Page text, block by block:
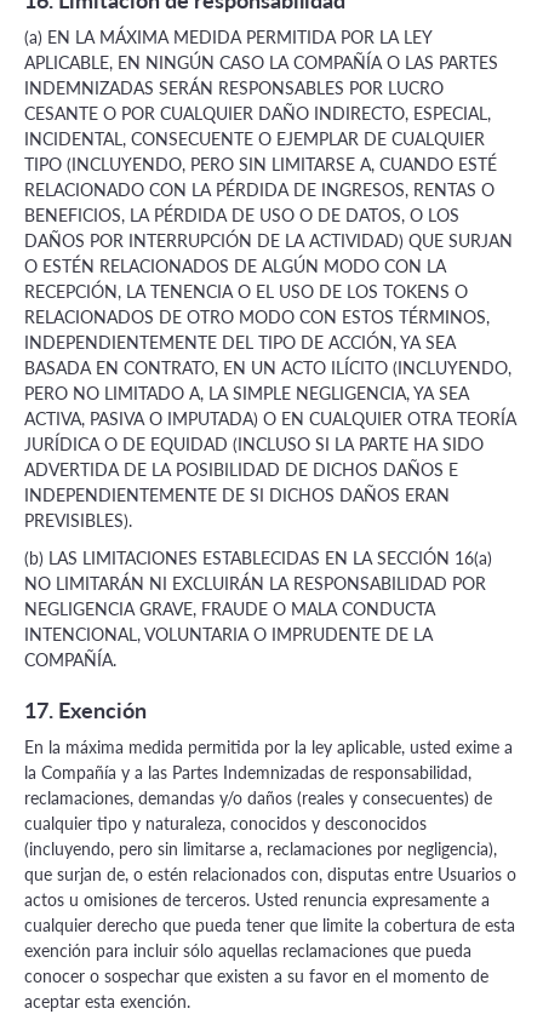
(a) EN LA MÁXIMA MEDIDA PERMITIDA POR LA LEY
APLICABLE, EN NINGÚN CASO LA COMPAÑÍA O LAS PARTES
INDEMNIZADAS SERÁN RESPONSABLES POR LUCRO
CESANTE O POR CUALQUIER DAÑO INDIRECTO, ESPECIAL,
INCIDENTAL, CONSECUENTE O EJEMPLAR DE CUALQUIER
TIPO (INCLUYENDO, PERO SIN LIMITARSE A, CUANDO ESTÉ
RELACIONADO CON LA PÉRDIDA DE INGRESOS, RENTAS O
BENEFICIOS, LA PÉRDIDA DE USO O DE DATOS, O LOS
DAÑOS POR INTERRUPCIÓN DE LA ACTIVIDAD) QUE SURJAN
O ESTÉN RELACIONADOS DE ALGÚN MODO CON LA
RECEPCIÓN, LA TENENCIA O EL USO DE LOS TOKENS O
RELACIONADOS DE OTRO MODO CON ESTOS TÉRMINOS,
INDEPENDIENTEMENTE DEL TIPO DE ACCIÓN, YA SEA
BASADA EN CONTRATO, EN UN ACTO ILÍCITO (INCLUYENDO,
PERO NO LIMITADO A, LA SIMPLE NEGLIGENCIA, YA SEA
ACTIVA, PASIVA O IMPUTADA) O EN CUALQUIER OTRA TEORÍA
JURÍDICA O DE EQUIDAD (INCLUSO SI LA PARTE HA SIDO
ADVERTIDA DE LA POSIBILIDAD DE DICHOS DAÑOS E
INDEPENDIENTEMENTE DE SI DICHOS DAÑOS ERAN
PREVISIBLES).
(b) LAS LIMITACIONES ESTABLECIDAS EN LA SECCIÓN 16(a)
NO LIMITARÁN NI EXCLUIRÁN LA RESPONSABILIDAD POR
NEGLIGENCIA GRAVE, FRAUDE O MALA CONDUCTA
INTENCIONAL, VOLUNTARIA O IMPRUDENTE DE LA
COMPAÑÍA.
17. Exención
En la máxima medida permitida por la ley aplicable, usted exime a
la Compañía y a las Partes Indemnizadas de responsabilidad,
reclamaciones, demandas y/o daños (reales y consecuentes) de
cualquier tipo y naturaleza, conocidos y desconocidos
(incluyendo, pero sin limitarse a, reclamaciones por negligencia),
que surjan de, o estén relacionados con, disputas entre Usuarios o
actos u omisiones de terceros. Usted renuncia expresamente a
cualquier derecho que pueda tener que limite la cobertura de esta
exención para incluir sólo aquellas reclamaciones que pueda
conocer o sospechar que existen a su favor en el momento de
aceptar esta exención.